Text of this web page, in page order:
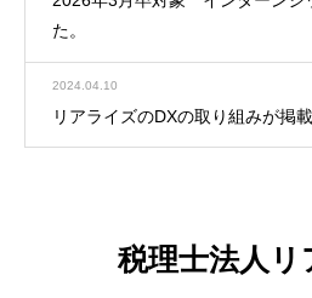
た。
2024.04.10
リアライズのDXの取り組みが掲
税理士法人リ